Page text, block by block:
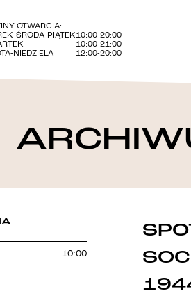
OTWARCIA:
ŚRODA-PIĄTEK10:00-20:00
10:00-21:00
NIEDZIELA
12:00-20:00
10:00